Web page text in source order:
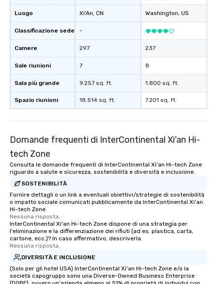
Luogo
Classificazione sede
Camere
Sale riunioni
Sala più grande
Spazio riunioni
Xi'An, CN
-
297
7
9.257 sq. ft.
18.514 sq. ft.
Washington, US
237
8
1.800 sq. ft.
7.201 sq. ft.
Domande frequenti di InterContinental Xi'an Hi-
tech Zone
Consulta le domande frequenti di InterContinental Xi'an Hi-tech Zone
riguardo a salute e sicurezza, sostenibilità e diversità e inclusione.
SOSTENIBILITÀ
Fornire dettagli o un link a eventuali obiettivi/strategie di sostenibilità
o impatto sociale comunicati pubblicamente da InterContinental Xi'an
Hi-tech Zone.
Nessuna risposta.
InterContinental Xi'an Hi-tech Zone dispone di una strategia per
l'eliminazione e la differenziazione dei rifiuti (ad es. plastica, carta,
cartone, ecc.)? In caso affermativo, descriverla.
Nessuna risposta.
DIVERSITÀ E INCLUSIONE
(Solo per gli hotel USA) InterContinental Xi'an Hi-tech Zone e/o la
società capogruppo sono una Diverse-Owned Business Enterprise